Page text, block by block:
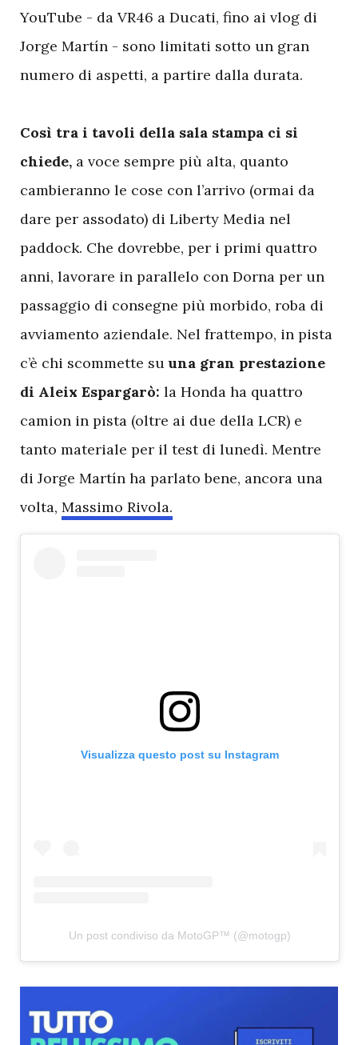
YouTube - da VR46 a Ducati, fino ai vlog di
Jorge Martín - sono limitati sotto un gran
numero di aspetti, a partire dalla durata.
Così tra i tavoli della sala stampa ci si
chiede, a voce sempre più alta, quanto
cambieranno le cose con l’arrivo (ormai da
dare per assodato) di Liberty Media nel
paddock. Che dovrebbe, per i primi quattro
anni, lavorare in parallelo con Dorna per un
passaggio di consegne più morbido, roba di
avviamento aziendale. Nel frattempo, in pista
c’è chi scommette suuna gran prestazione
di Aleix Espargarò: la Honda ha quattro
camion in pista (oltre ai due della LCR) e
tanto materiale per il test di lunedì. Mentre
di Jorge Martín ha parlato bene, ancora una
volta, Massimo Rivola.
Visualizza questo post su Instagram
Un post condiviso da MotoGP™ (@motogp)